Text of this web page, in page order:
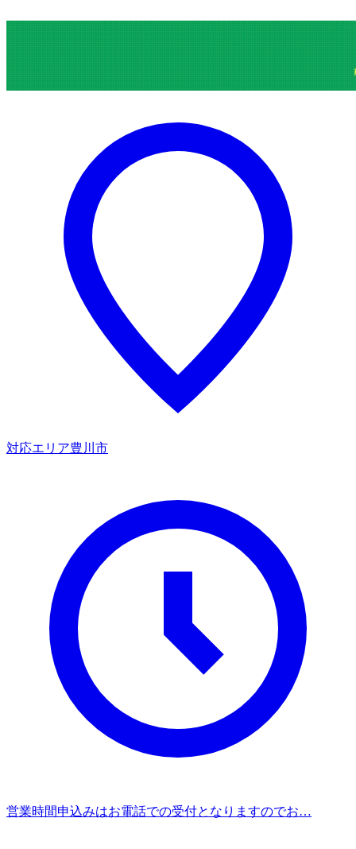
対応エリア豊川市
営業時間申込みはお電話での受付となりますのでお…